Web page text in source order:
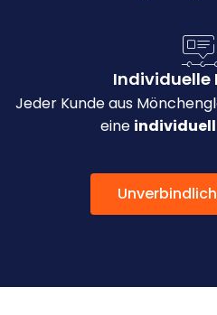
Individuelle
Jeder Kunde aus
eine